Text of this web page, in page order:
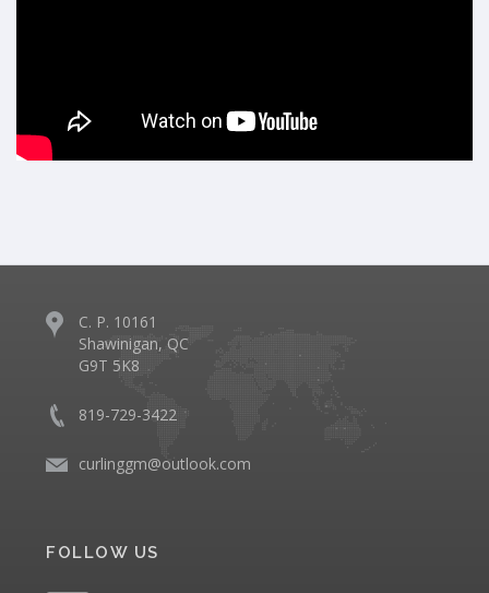
C. P. 10161
Shawinigan, QC
G9T 5K8
819-729-3422
curlinggm@outlook.com
FOLLOW US